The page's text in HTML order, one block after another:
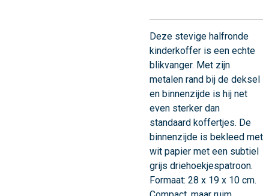
Deze stevige halfronde
kinderkoffer is een echte
blikvanger. Met zijn
metalen rand bij de deksel
en binnenzijde is hij net
even sterker dan
standaard koffertjes. De
binnenzijde is bekleed met
wit papier met een subtiel
grijs driehoekjespatroon.
Formaat: 28 x 19 x 10 cm.